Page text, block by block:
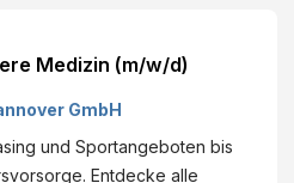
Medizin (m/w/d)
GmbH
und Sportangeboten bis
Entdecke alle